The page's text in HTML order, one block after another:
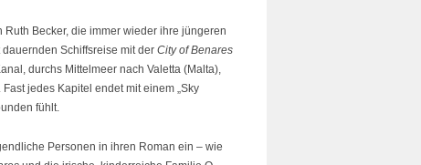
Becker, die immer wieder ihre jüngeren
Schiffsreise mit der City of Benares
durchs Mittelmeer nach Valetta (Malta),
jedes Kapitel endet mit einem „Sky
fühlt.
Personen in ihren Roman ein – wie